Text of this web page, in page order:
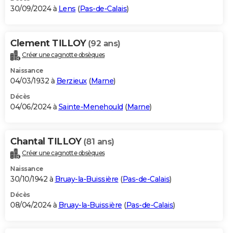
30/09/2024 à Lens (Pas-de-Calais)
Clement TILLOY (92 ans)
Créer une cagnotte obsèques
Naissance
04/03/1932 à Berzieux(Marne)
Décès
04/06/2024 à Sainte-Menehould (Marne)
Chantal TILLOY (81 ans)
Créer une cagnotte obsèques
Naissance
30/10/1942 à Bruay-la-Buissière (Pas-de-Calais)
Décès
08/04/2024 à Bruay-la-Buissière (Pas-de-Calais)